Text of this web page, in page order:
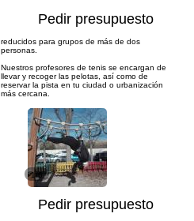
Pedir presupuesto
1/6
Pedir presupuesto
reducidos para grupos de más de dos
personas.
Nuestros profesores de tenis se encargan de
llevar y recoger las pelotas, así como de
reservar la pista en tu ciudad o urbanización
más cercana.